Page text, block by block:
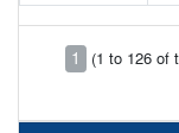
1
(1 to 126 of